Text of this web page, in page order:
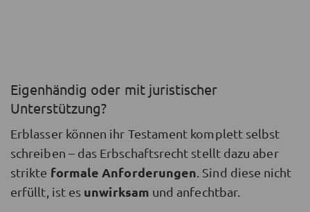
Eigenhändig oder mit juristischer
Unterstützung?
Erblasser können ihr Testament komplett selbst
schreiben – das Erbschaftsrecht stellt dazu aber
strikte formale Anforderungen. Sind diese nicht
erfüllt, ist es unwirksam und anfechtbar.